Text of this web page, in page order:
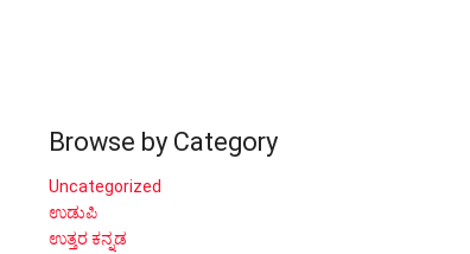
Browse by Category
Uncategorized
ಉಡುಪಿ
ಉತ್ತರ ಕನ್ನಡ